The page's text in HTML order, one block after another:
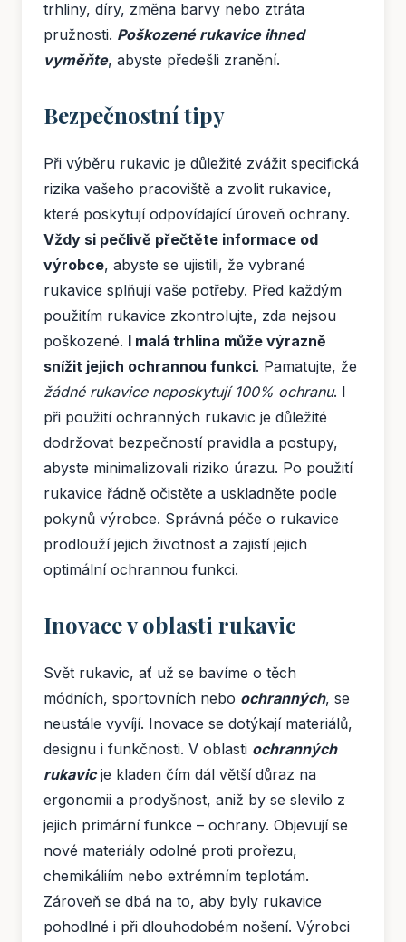
trhliny, díry, změna barvy nebo ztráta
pružnosti. Poškozené rukavice ihned
vyměňte, abyste předešli zranění.
Bezpečnostní tipy
Při výběru rukavic je důležité zvážit specifická
rizika vašeho pracoviště a zvolit rukavice,
které poskytují odpovídající úroveň ochrany.
Vždy si pečlivě přečtěte informace od
výrobce, abyste se ujistili, že vybrané
rukavice splňují vaše potřeby. Před každým
použitím rukavice zkontrolujte, zda nejsou
poškozené. I malá trhlina může výrazně
snížit jejich ochrannou funkci. Pamatujte, že
žádné rukavice neposkytují 100% ochranu. I
při použití ochranných rukavic je důležité
dodržovat bezpečností pravidla a postupy,
abyste minimalizovali riziko úrazu. Po použití
rukavice řádně očistěte a uskladněte podle
pokynů výrobce. Správná péče o rukavice
prodlouží jejich životnost a zajistí jejich
optimální ochrannou funkci.
Inovace v oblasti rukavic
Svět rukavic, ať už se bavíme o těch
módních, sportovních nebo ochranných, se
neustále vyvíjí. Inovace se dotýkají materiálů,
designu i funkčnosti. V oblasti ochranných
rukavicje kladen čím dál větší důraz na
ergonomii a prodyšnost, aniž by se slevilo z
jejich primární funkce – ochrany. Objevují se
nové materiály odolné proti prořezu,
chemikáliím nebo extrémním teplotám.
Zároveň se dbá na to, aby byly rukavice
pohodlné i při dlouhodobém nošení. Výrobci